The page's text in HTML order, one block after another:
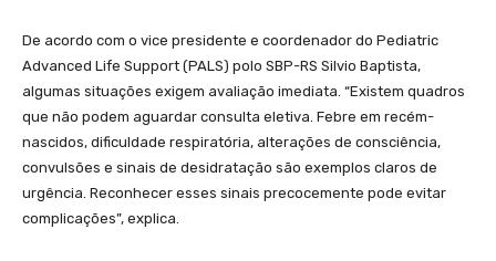
De acordo com o vice presidente e coordenador do Pediatric
Advanced Life Support (PALS) polo SBP-RS Silvio Baptista,
algumas situações exigem avaliação imediata. “Existem quadros
que não podem aguardar consulta eletiva. Febre em recém-
nascidos, dificuldade respiratória, alterações de consciência,
convulsões e sinais de desidratação são exemplos claros de
urgência. Reconhecer esses sinais precocemente pode evitar
complicações”, explica.